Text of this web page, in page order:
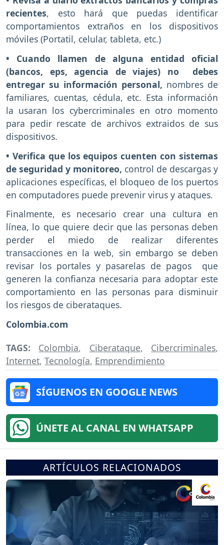
recientes, esto hará que puedas identificar
comportamientos extraños en los dispositivos
móviles (Portatil, celular, tableta, etc.)
• Cuando llamen de alguna entidad oficial
(bancos, eps, agencia de viajes) no debes
entregar su información personal, nombres de
familiares, cuentas, cédula, etc. Esta información
la usaran los cybercriminales en otro momento
para pedir rescate de archivos extraidos de sus
dispositivos.
• Verifica que los equipos cuenten con sistemas
de seguridad y monitoreo, control de descargas y
aplicaciones específicas, el bloqueo de los puertos
en computadores puede prevenir virus y ataques.
Finalmente, es necesario crear una cultura en
línea, lo que quiere decir que las personas deben
perder el miedo de realizar diferentes
transacciones en la web, sin embargo se deben
revisar los portales y pasarelas de pagos que
generen la confianza necesaria para adoptar este
comportamiento en las personas para disminuir
los riesgos de ciberataques.
Colombia.com
TAGS: Colombia, Ciberataque, Cibercriminales,
Internet, Tecnología, Emprendimiento
SÍGUENOS EN GOOGLE NEWS
ÚNETE AL CANAL EN WHATSAPP
ARTÍCULOS RELACIONADOS